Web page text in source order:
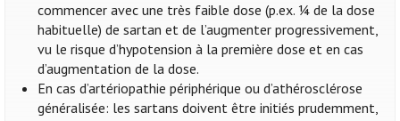
commencer avec une très faible dose (p.ex. ¼ de la dose
habituelle) de sartan et de l’augmenter progressivement,
vu le risque d’hypotension à la première dose et en cas
d’augmentation de la dose.
En cas d’artériopathie périphérique ou d’athérosclérose
généralisée: les sartans doivent être initiés prudemment,